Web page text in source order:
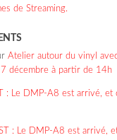
de Streaming.
Atelier autour du vinyl
7 décembre à partir de 14h
: Le DMP-A8 est arrivé, et
: Le DMP-A8 est arrivé,